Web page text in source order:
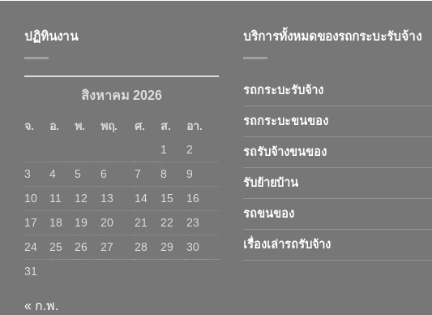
ปฏิทินงาน
สิงหาคม 2026
จ. อ. พ. พฤ. ศ. ส.
อา.
1
2
3
4 5 6 7 8
9
10
11 12 13 14 15
16
17
18 19 20 21 22
23
24
25 26 27 28 29
30
31
« ก.พ.
บริการทั้งหมดของรถกระบะรับจ้าง
รถกระบะรับจ้าง
รถกระบะขนของ
รถรับจ้างขนของ
รับย้ายบ้าน
รถขนของ
เรื่องเล่ารถรับจ้าง